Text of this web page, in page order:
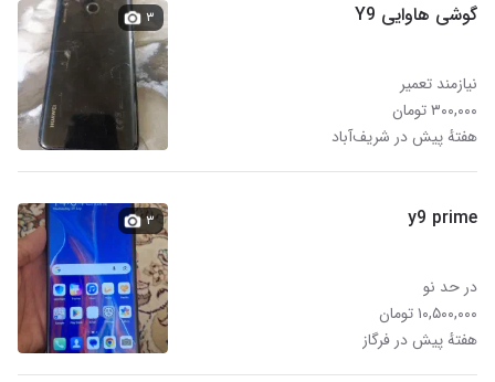
گوشی هاوایی Y9
نیازمند تعمیر
۳۰۰,۰۰۰ تومان
هفتهٔ پیش در شریف‌آباد
۳
y9 prime
در حد نو
۱۰,۵۰۰,۰۰۰ تومان
هفتهٔ پیش در فرگاز
۳